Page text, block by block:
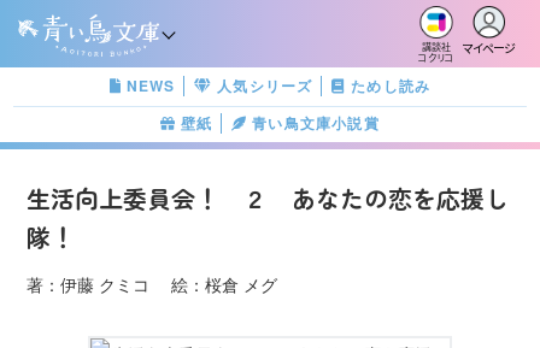
講談社
コクリコ
マイページ
NEWS 人気シリーズ
ためし読み
壁紙
青い鳥文庫小説賞
生活向上委員会！ ２ あなたの恋を応援し
隊！
著：伊藤 クミコ 絵：桜倉 メグ